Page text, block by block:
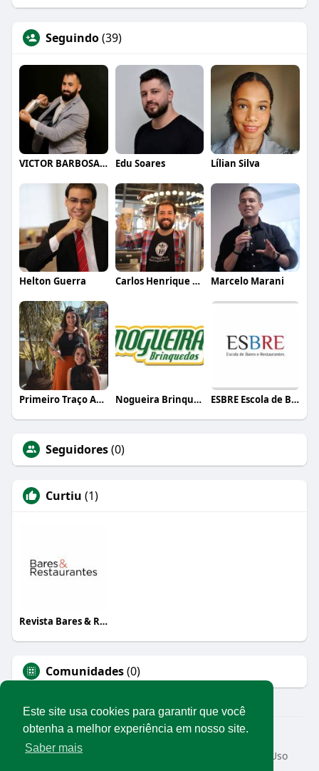
Este site usa cookies para garantir que você
obtenha a melhor experiência em nosso site.
Saber mais
Seguindo(39)
VICTOR BARBOSA QUARANTA Edu Soares Lílian Silva
Helton Guerra Carlos Henrique de Faria Vasconcelos Marcelo Marani
Primeiro Traço Arquitetura Nogueira Brinquedos ESBRE Escola de Bares e Restaurantes
Seguidores(0)
Curtiu (1)
Revista Bares & Restaurantes
Comunidades(0)
© 2026 Rede Abrasel
Início
Sobre
Termos de Uso